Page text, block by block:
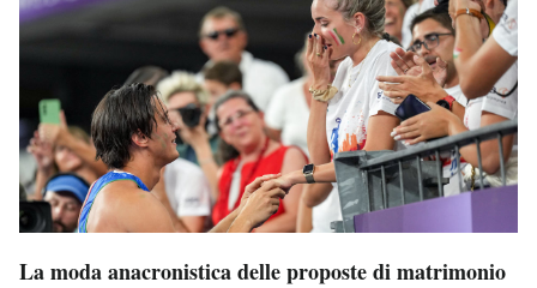
La moda anacronistica delle proposte di matrimonio